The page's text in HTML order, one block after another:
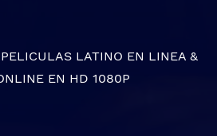
PELICULAS LATINO EN LINEA &
EN HD 1080P